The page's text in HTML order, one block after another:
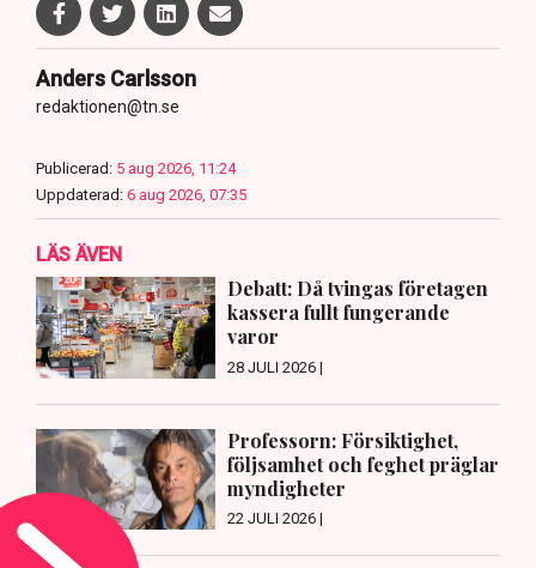
Anders Carlsson
redaktionen@tn.se
Publicerad: 5 aug 2026, 11:24
Uppdaterad: 6 aug 2026, 07:35
LÄS ÄVEN
Debatt: Då tvingas företagen
kassera fullt fungerande
varor
28 JULI 2026 |
Professorn: Försiktighet,
följsamhet och feghet präglar
myndigheter
22 JULI 2026 |